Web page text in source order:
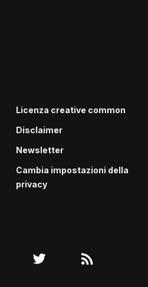
Licenza creative common
Disclaimer
Newsletter
Cambia impostazioni della
privacy